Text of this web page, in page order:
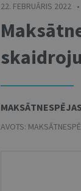
22. FEBRUĀRIS 2022
AVOTS: